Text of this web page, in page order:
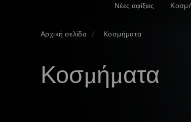
Νέες αφίξεις
Αρχική σελίδα Κοσμήματα
Κοσμήματα